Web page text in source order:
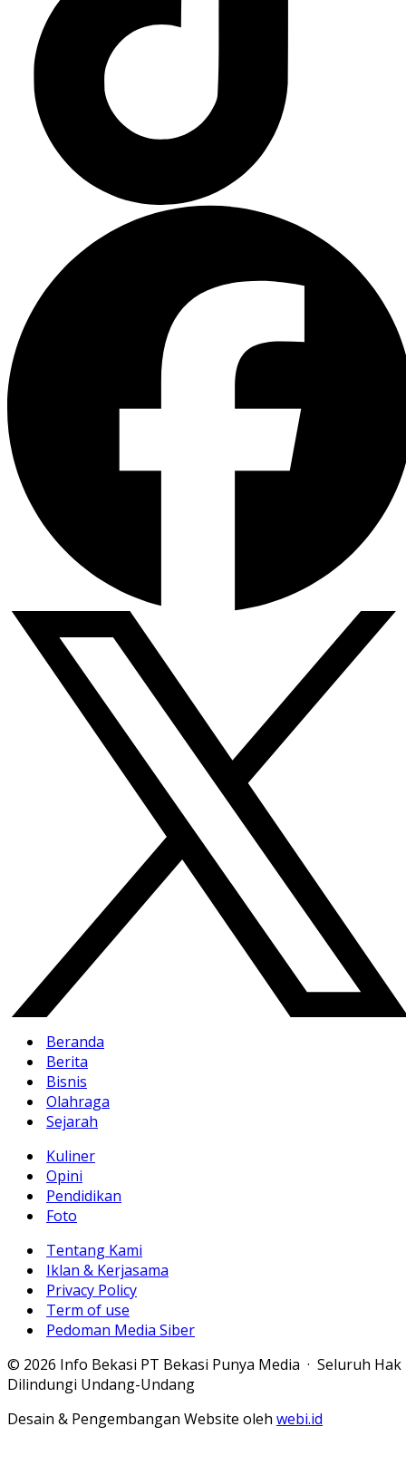
Beranda
Berita
Bisnis
Olahraga
Sejarah
Kuliner
Opini
Pendidikan
Foto
Tentang Kami
Iklan & Kerjasama
Privacy Policy
Term of use
Pedoman Media Siber
© 2026 Info Bekasi PT Bekasi Punya Media · Seluruh Hak
Dilindungi Undang-Undang
Desain & Pengembangan Website oleh webi.id